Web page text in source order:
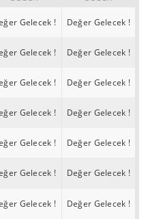
Gelecek ! Değer Gelecek !
Gelecek ! Değer Gelecek !
Gelecek ! Değer Gelecek !
Gelecek ! Değer Gelecek !
Gelecek ! Değer Gelecek !
Gelecek ! Değer Gelecek !
Gelecek ! Değer Gelecek !